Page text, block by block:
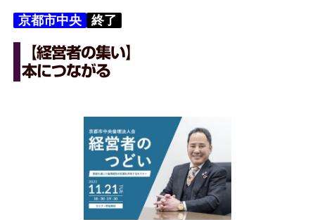
京都市中央 終了
【経営者の集い】
本につながる